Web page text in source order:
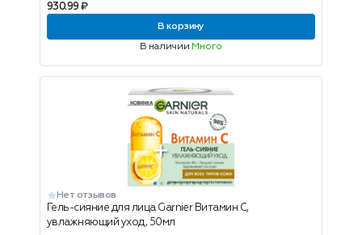
930.99 ₽
В корзину
В наличии Много
Нет отзывов
Гель-сияние для лица Garnier Витамин С,
увлажняющий уход, 50мл